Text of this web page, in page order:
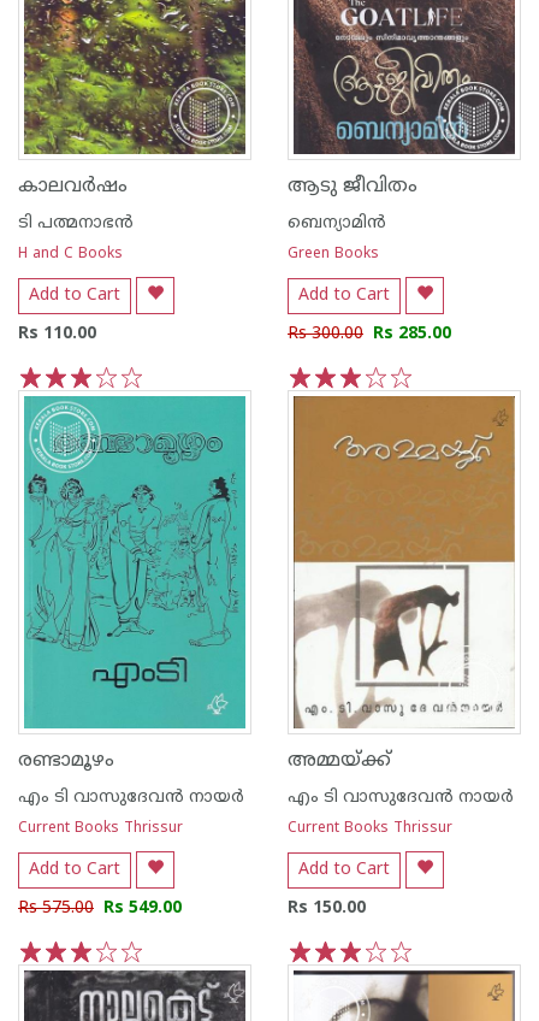
കാലവര്‍ഷം
ടി പത്മനാഭന്‍
H and C Books
Add to Cart
Rs 110.00
5
4
3
2
1
ആടു ജീവിതം
ബെന്യാമിന്‍
Green Books
Add to Cart
Rs 300.00 Rs 285.00
5
4
3
2
1
രണ്ടാമൂഴം
എം ടി വാസുദേവന്‍ നായര്‍
Current Books Thrissur
Add to Cart
Rs 575.00 Rs 549.00
5
4
3
2
1
അമ്മയ്‌ക്ക്
എം ടി വാസുദേവന്‍ നായര്‍
Current Books Thrissur
Add to Cart
Rs 150.00
5
4
3
2
1